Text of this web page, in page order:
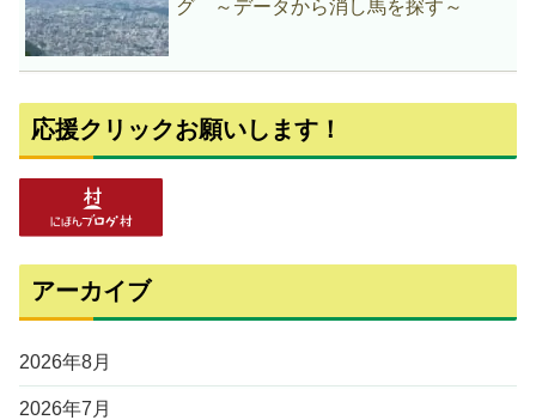
グ ～データから消し馬を探す～
応援クリックお願いします！
アーカイブ
2026年8月
2026年7月